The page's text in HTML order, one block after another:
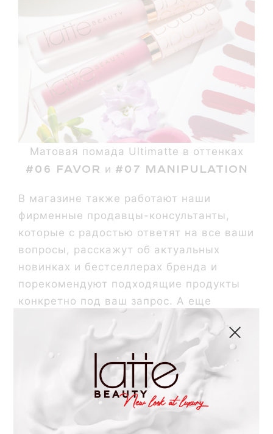
Матовая помада Ultimatte в оттенках
#06 Favor и #07 Manipulation
В магазине также работают наши
фирменные продавцы-консультанты,
которые с радостью ответят на все ваши
вопросы, расскажут об актуальных
новинках и бестселлерах бренда и
порекомендуют подходящие продукты
конкретно под ваш запрос. А еще
поделятся любимыми лайфхаками и
бьюти-фишками Latte Beauty для
создания безупречного макияжа.